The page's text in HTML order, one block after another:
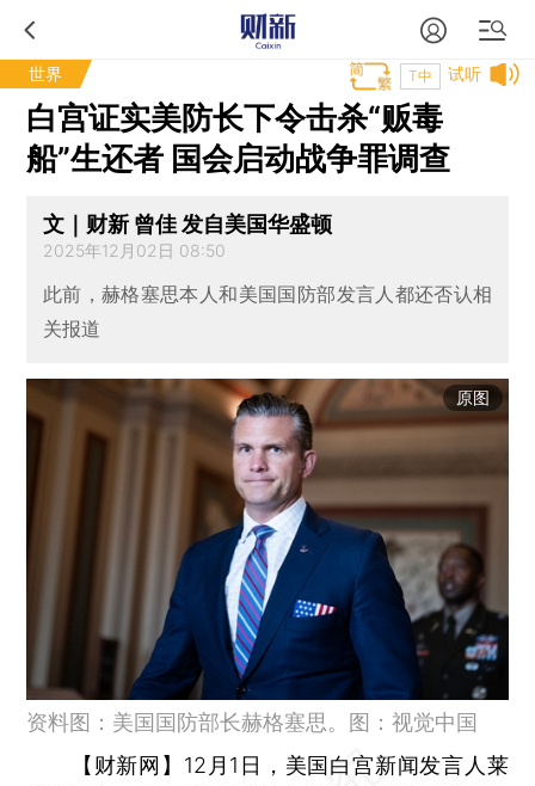
世界 试听
T中
白宫证实美防长下令击杀“贩毒
船”生还者 国会启动战争罪调查
文｜财新 曾佳 发自美国华盛顿
2025年12月02日 08:50
此前，赫格塞思本人和美国国防部发言人都还否认相
关报道
原图
资料图：美国国防部长赫格塞思。图：视觉中国
【财新网】 12月1日，美国白宫新闻发言人莱